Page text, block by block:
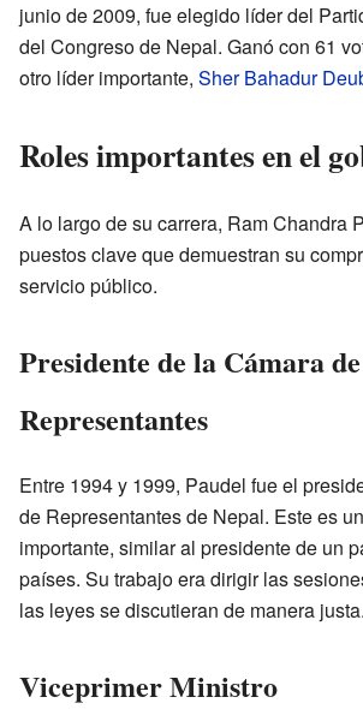
junio de 2009, fue elegido líder del
del Congreso de Nepal. Ganó con 61
otro líder importante, Sher Bahadur
Roles importantes en el
A lo largo de su carrera, Ram Chandra
puestos clave que demuestran su
servicio público.
Presidente de la Cámara de
Representantes
Entre 1994 y 1999, Paudel fue el
de Representantes de Nepal. Este es
importante, similar al presidente de un
países. Su trabajo era dirigir las
las leyes se discutieran de manera justa.
Viceprimer Ministro